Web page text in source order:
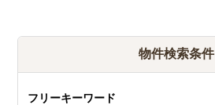
物件検索条件
フリーキーワード